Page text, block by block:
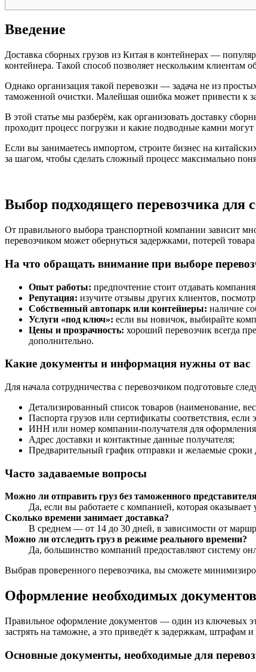
Введение
Доставка сборных грузов из Китая в контейнерах —
контейнера. Такой способ позволяет нескольким клиентам
Однако организация такой перевозки — задача не из
таможенной очистки. Малейшая ошибка может привести к
В этой статье мы разберём, как организовать доставку
проходит процесс погрузки и какие подводные камни
Если вы занимаетесь импортом, строите бизнес на
за шагом, чтобы сделать сложный процесс максимально
Выбор подходящего перевозчика для
От правильного выбора транспортной компании зависит
перевозчиком может обернуться задержками, потерей
На что обращать внимание при выборе
Опыт работы: предпочтение стоит отдавать
Репутация: изучите отзывы других клиентов,
Собственный автопарк или контейнеры: наличие
Услуги «под ключ»: если вы новичок, выбирайте
Цены и прозрачность: хороший перевозчик всегда
дополнительно.
Какие документы и информация нужны от вас
Для начала сотрудничества с перевозчиком подготовьте
Детализированный список товаров (наименование,
Паспорта грузов или сертификаты соответствия, если
ИНН или номер компании-получателя для оформления
Адрес доставки и контактные данные получателя;
Предварительный график отправки и желаемые сроки
Часто задаваемые вопросы
Можно ли отправить груз без таможенного
Да, если вы работаете с компанией, которая
Сколько времени занимает доставка?
В среднем — от 14 до 30 дней, в зависимости от
Можно ли отследить груз в режиме реального времени?
Да, большинство компаний предоставляют систему
Выбрав проверенного перевозчика, вы сможете
Оформление необходимых
Правильное оформление документов — один из ключевых
застрять на таможне, а это приведёт к задержкам, штрафам
Основные документы, необходимые для